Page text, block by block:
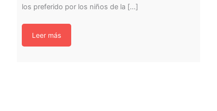
los preferido por los niños de la [...]
Leer más